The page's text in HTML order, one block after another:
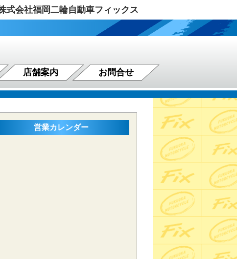
式会社福岡二輪自動車フィックス
店舗案内 お問合せ
営業カレンダー